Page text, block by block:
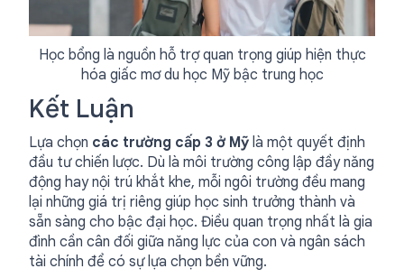
Học bổng là nguồn hỗ trợ quan trọng giúp hiện thực
hóa giấc mơ du học Mỹ bậc trung học
Kết Luận
Lựa chọn các trường cấp 3 ở Mỹ là một quyết định
đầu tư chiến lược. Dù là môi trường công lập đầy năng
động hay nội trú khắt khe, mỗi ngôi trường đều mang
lại những giá trị riêng giúp học sinh trưởng thành và
sẵn sàng cho bậc đại học. Điều quan trọng nhất là gia
đình cần cân đối giữa năng lực của con và ngân sách
tài chính để có sự lựa chọn bền vững.